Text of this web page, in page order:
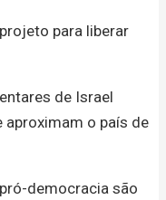
para liberar
de Israel
aproximam o país de
democracia são